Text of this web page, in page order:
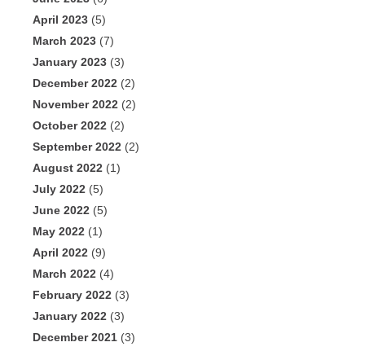
April 2023 (5)
March 2023 (7)
January 2023 (3)
December 2022 (2)
November 2022 (2)
October 2022 (2)
September 2022 (2)
August 2022 (1)
July 2022 (5)
June 2022 (5)
May 2022 (1)
April 2022 (9)
March 2022 (4)
February 2022 (3)
January 2022 (3)
December 2021 (3)